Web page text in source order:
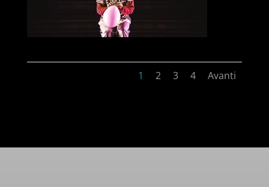
1 2 3 4 Avanti